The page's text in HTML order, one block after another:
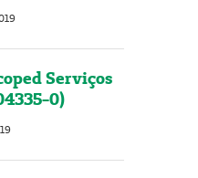
Serviços
0)